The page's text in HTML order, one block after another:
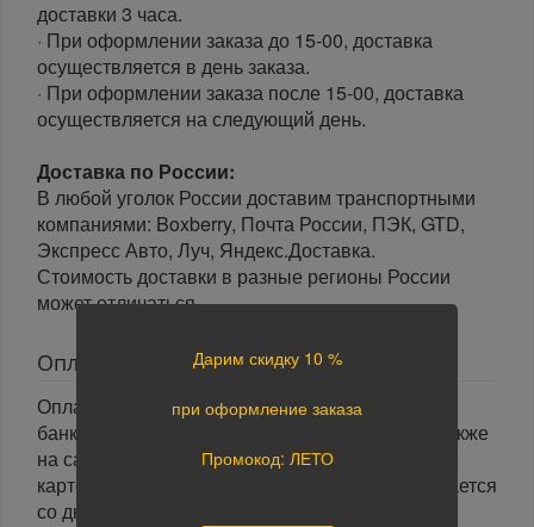
доставки 3 часа.
· При оформлении заказа до 15-00, доставка
осуществляется в день заказа.
· При оформлении заказа после 15-00, доставка
осуществляется на следующий день.
Доставка по России:
В любой уголок России доставим транспортными
компаниями: Boxberry, Почта России, ПЭК, GTD,
Экспресс Авто, Луч, Яндекс.Доставка.
Стоимость доставки в разные регионы России
может отличаться.
Оплата
Оплата заказа осуществляется наличными или
банковской картой курьеру при получении, а также
на сайте при оформлении заказа. При оплате
картой на сайте указанный срок доставки считается
со дня поступления оплаты.
Дарим скидку 10 %
при оформление заказа
Промокод: ЛЕТО